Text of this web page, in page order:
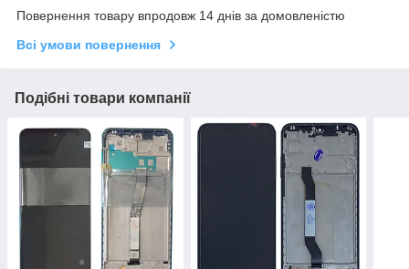
Повернення товару впродовж 14 днів за домовленістю
Всі умови повернення
Подібні товари компанії